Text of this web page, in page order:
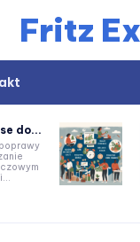
Fritz
do...